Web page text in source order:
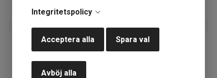
Integritetspolicy
Acceptera alla Spara val
Avböj alla